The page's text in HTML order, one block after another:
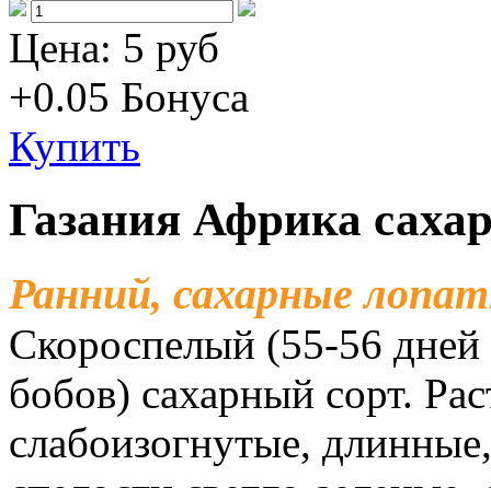
Цена: 5 руб
+0.05 Бонуса
Купить
Газания Африка
Ранний, сахарные
Скороспелый (55-56 дней
бобов) сахарный сорт.
слабоизогнутые,